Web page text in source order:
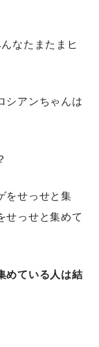
なたまたまヒ
シアンちゃんは
をせっせと集
せっせと集めて
めている人は結